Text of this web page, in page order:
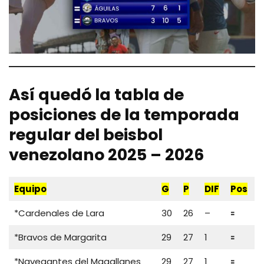
Así quedó la tabla de
posiciones de la temporada
regular del beisbol
venezolano 2025 – 2026
Equipo G P DIF
Pos
*Cardenales de Lara
30 26 –
🟰
*Bravos de Margarita
29 27 1
🟰
*Navegantes del Magallanes
29 27 1 🟰